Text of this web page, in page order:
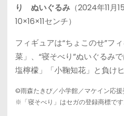
り ぬいぐるみ （2024年11
10×16×11センチ）
フィギュアは“ちょこのせ”フ
菜」、“寝そべり”ぬいぐるみ
塩檸檬」「小鞠知花」と負け
©雨森たきび／小学館／マケイン応援
※「寝そべり」はセガの登録商標です